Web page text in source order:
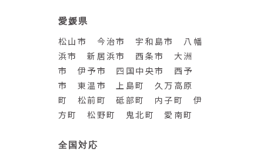
愛媛県
松山市 今治市 宇和島市 八幡
浜市 新居浜市 西条市 大洲
市 伊予市 四国中央市 西予
市 東温市 上島町 久万高原
町 松前町 砥部町 内子町 伊
方町 松野町 鬼北町 愛南町
全国対応